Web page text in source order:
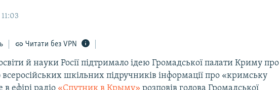
Читати без VPN
й науки Росії підтримало ідею Громадської палати Криму про
шкільних підручників інформації про «кримську